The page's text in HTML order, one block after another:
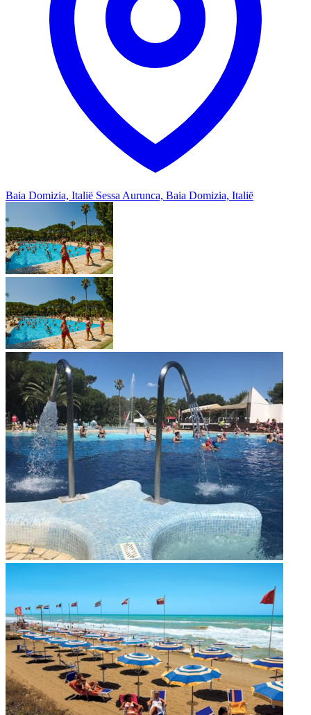
Baia Domizia, Italië Sessa Aurunca, Baia Domizia, Italië